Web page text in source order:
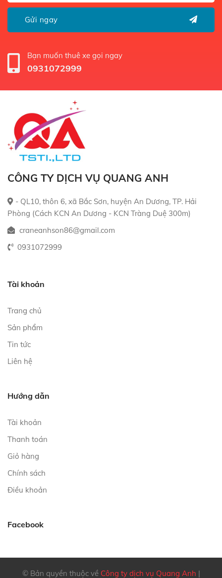
Bạn muốn thuê xe gọi ngay
0931072999
CÔNG TY DỊCH VỤ QUANG ANH
- QL10, thôn 6, xã Bắc Sơn, huyện An Dương, TP. Hải
Phòng (Cách KCN An Dương - KCN Tràng Duệ 300m)
craneanhson86@gmail.com
0931072999
Tài khoản
Trang chủ
Sản phẩm
Tin tức
Liên hệ
Hướng dẫn
Tài khoản
Thanh toán
Giỏ hàng
Chính sách
Điều khoản
Facebook
© Bản quyền thuộc về Công ty dịch vụ Quang Anh |